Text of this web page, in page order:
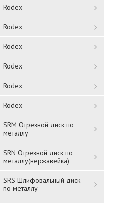
Rodex
Rodex
Rodex
Rodex
Rodex
Rodex
SRM Отрезной диск по
металлу
SRN Отрезной диск по
металлу(нержавейка)
SRS Шлифовальный диск
по металлу